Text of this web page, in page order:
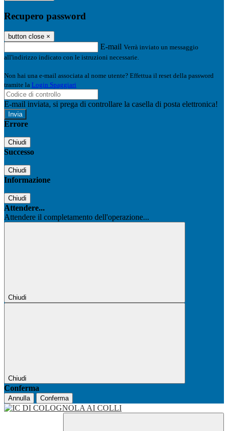
Recupero password
button close ×
E-mail Verrà inviato un messaggio
all'indirizzo indicato con le istruzioni necessarie.
Non hai una e-mail associata al nome utente? Effettua il reset della password
tramite la Login Spaggiari
E-mail inviata, si prega di controllare la casella di posta elettronica!
Errore
Chiudi
Successo
Chiudi
Informazione
Chiudi
Attendere...
Attendere il completamento dell'operazione...
Chiudi
Chiudi
Conferma
Annulla Conferma